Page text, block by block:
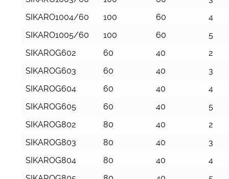
SIKARO1004/60
100 60
4
SIKARO1005/60
100 60
5
SIKAROG602
60 40
2
SIKAROG603
60 40
3
SIKAROG604
60 40
4
SIKAROG605
60 40
5
SIKAROG802
80 40
2
SIKAROG803
80 40
3
SIKAROG804
80 40
4